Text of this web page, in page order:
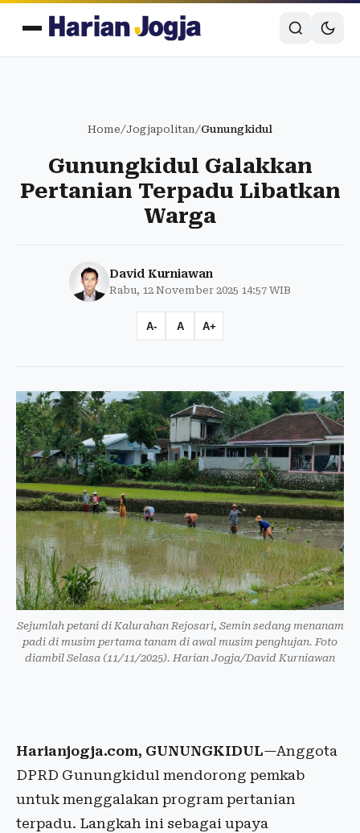
Home/Jogjapolitan/Gunungkidul
Gunungkidul Galakkan
Pertanian Terpadu Libatkan
Warga
David Kurniawan
Rabu, 12 November 2025 14:57 WIB
A- A A+
Sejumlah petani di Kalurahan Rejosari, Semin sedang menanam
padi di musim pertama tanam di awal musim penghujan. Foto
diambil Selasa (11/11/2025). Harian Jogja/David Kurniawan
Harianjogja.com, GUNUNGKIDUL—Anggota
DPRD Gunungkidul mendorong pemkab
untuk menggalakan program pertanian
terpadu. Langkah ini sebagai upaya